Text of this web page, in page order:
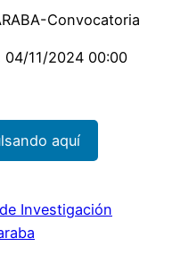
Convocatoria
04/11/2024 00:00
aquí
Investigación